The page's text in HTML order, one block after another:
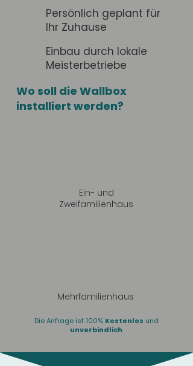
Persönlich geplant für
Ihr Zuhause
Einbau durch lokale
Meisterbetriebe
Wo soll die Wallbox
installiert werden?
Ein- und
Zweifamilienhaus
Mehrfamilienhaus
Die Anfrage ist 100% Kostenlos und
unverbindlich.